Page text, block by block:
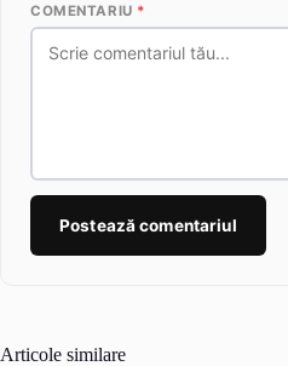
COMENTARIU *
Postează comentariul
Articole similare